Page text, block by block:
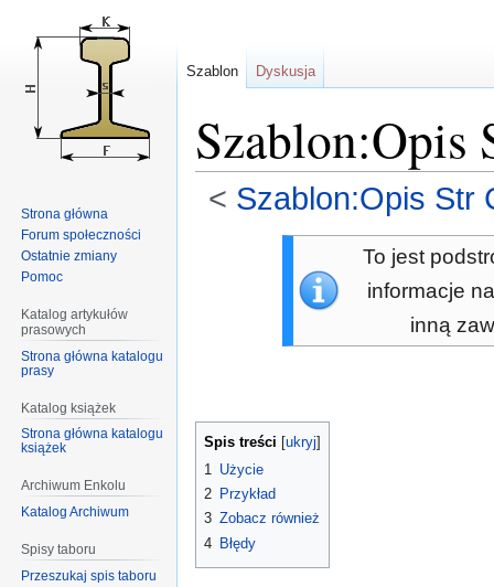
Szablon:Opis
< Szablon:Opis Str
To jest
informacje
inną
Spis treści
1
Użycie
2 Przykład
3 Zobacz również
4 Błędy
Szablon Dyskusja
Strona główna
Forum społeczności
Ostatnie zmiany
Pomoc
Katalog artykułów
prasowych
Strona główna katalogu
prasy
Katalog książek
Strona główna katalogu
książek
Archiwum Enkolu
Katalog Archiwum
Spisy taboru
Przeszukaj spis taboru